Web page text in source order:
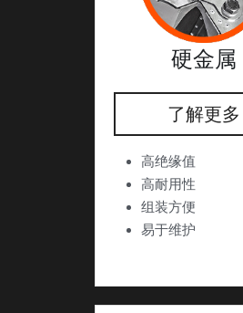
硬金属
了解更多
高绝缘值
高耐用性
组装方便
易于维护